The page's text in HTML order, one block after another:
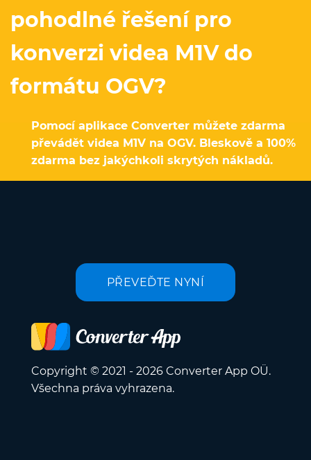
pohodlné řešení pro
konverzi videa M1V do
formátu OGV?
Pomocí aplikace Converter můžete zdarma
převádět videa M1V na OGV. Bleskově a 100%
zdarma bez jakýchkoli skrytých nákladů.
PŘEVEĎTE NYNÍ
Copyright © 2021 - 2026 Converter App OÜ.
Všechna práva vyhrazena.